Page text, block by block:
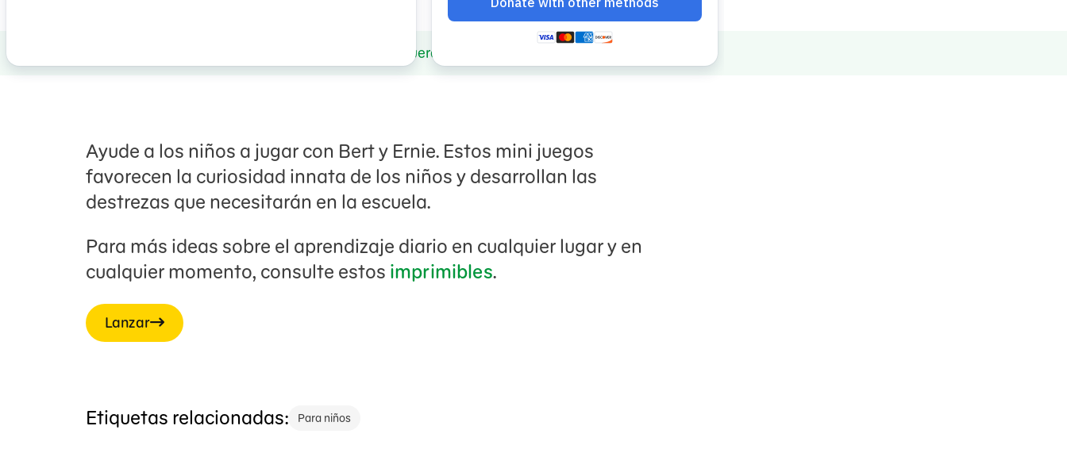
Adentro y afuera con Bert y Ernie
Ayude a los niños a jugar con Bert y Ernie. Estos mini juegos
favorecen la curiosidad innata de los niños y desarrollan las
destrezas que necesitarán en la escuela.
Para más ideas sobre el aprendizaje diario en cualquier lugar y en
cualquier momento, consulte estos imprimibles.
Lanzar
Etiquetas relacionadas: Para niños